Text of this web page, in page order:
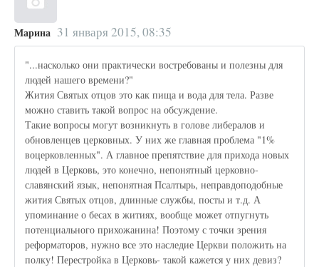
Марина 31 января 2015, 08:35
"...насколько они практически востребованы и полезны для
людей нашего времени?"
Жития Святых отцов это как пища и вода для тела. Разве
можно ставить такой вопрос на обсуждение.
Такие вопросы могут возникнуть в голове либералов и
обновленцев церковных. У них же главная проблема "1%
воцерковленных". А главное препятствие для прихода новых
людей в Церковь, это конечно, непонятный церковно-
славянский язык, непонятная Псалтырь, неправдоподобные
жития Святых отцов, длинные службы, посты и т.д. А
упоминание о бесах в житиях, вообще может отпугнуть
потенциального прихожанина! Поэтому с точки зрения
реформаторов, нужно все это наследие Церкви положить на
полку! Перестройка в Церковь- такой кажется у них девиз?